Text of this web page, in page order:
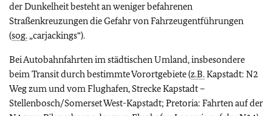
der Dunkelheit besteht an weniger befahrenen
Straßenkreuzungen die Gefahr von Fahrzeugentführungen
(sog.„carjackings“).
Bei Autobahnfahrten im städtischen Umland, insbesondere
beim Transit durch bestimmte Vorortgebiete (z.B.Kapstadt: N2
Weg zum und vom Flughafen, Strecke Kapstadt –
Stellenbosch/Somerset West-Kapstadt; Pretoria: Fahrten auf der